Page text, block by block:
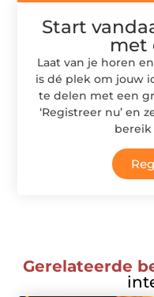
Start
met
Laat van je horen
is dé plek om jouw
te delen met een
‘Registreer nu’ en
Gerelateerde